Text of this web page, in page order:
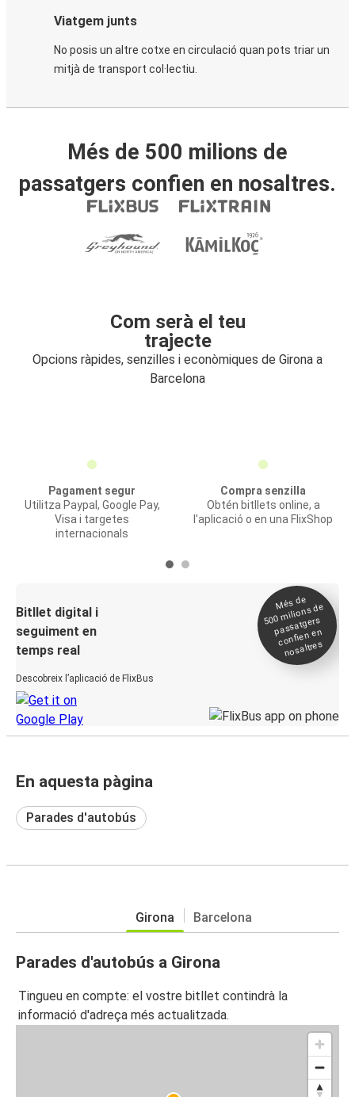
Viatgem junts
No posis un altre cotxe en circulació quan pots triar un
mitjà de transport col·lectiu.
Més de 500 milions de
passatgers confien en nosaltres.
Com serà el teu
trajecte
Opcions ràpides, senzilles i econòmiques de Girona a
Barcelona
Pagament segur
Utilitza Paypal, Google Pay,
Visa i targetes
internacionals
Compra senzilla
Obtén bitllets online, a
l'aplicació o en una FlixShop
Bitllet digital i
seguiment en
temps real
Descobreix l’aplicació de FlixBus
Més de
500
milions de
passatgers
confien en
nosaltres
En aquesta pàgina
Parades d'autobús
Girona Barcelona
Parades d'autobús a Girona
Tingueu en compte: el vostre bitllet contindrà la
informació d'adreça més actualitzada.